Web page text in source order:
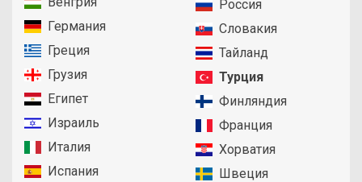
Германия
Греция
Грузия
Египет
Израиль
Италия
Испания
Россия
Словакия
Тайланд
Турция
Финляндия
Франция
Хорватия
Швеция